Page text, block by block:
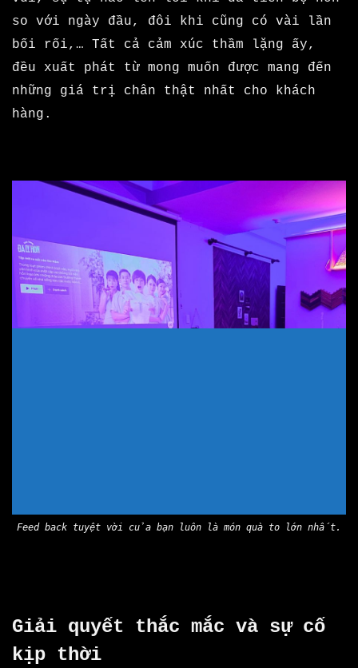
so với ngày đầu, đôi khi cũng có vài lần
bối rối,… Tất cả cảm xúc thầm lặng ấy,
đều xuất phát từ mong muốn được mang đến
những giá trị chân thật nhất cho khách
hàng.
Feed back tuyệt vời của bạn luôn là món quà to lớn nhất.
Giải quyết thắc mắc và sự cố
kịp thời